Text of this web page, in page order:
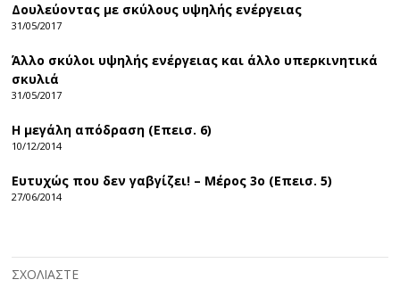
Δουλεύοντας με σκύλους υψηλής ενέργειας
31/05/2017
Άλλο σκύλοι υψηλής ενέργειας και άλλο υπερκινητικά
σκυλιά
31/05/2017
Η μεγάλη απόδραση (Επεισ. 6)
10/12/2014
Ευτυχώς που δεν γαβγίζει! – Μέρος 3ο (Επεισ. 5)
27/06/2014
ΣΧΟΛΙΑΣΤΕ